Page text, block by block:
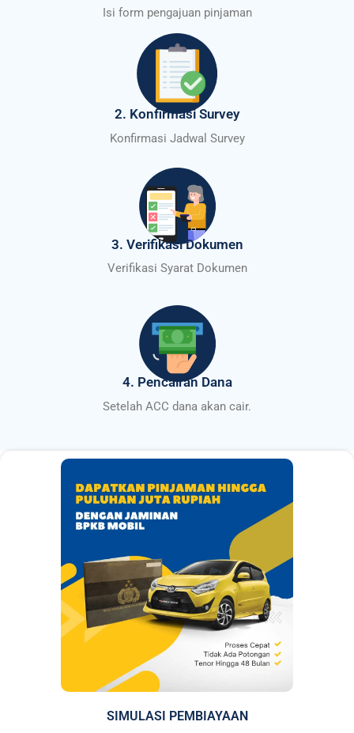
Isi form pengajuan pinjaman
2. Konfirmasi Survey
Konfirmasi Jadwal Survey
3. Verifikasi Dokumen
Verifikasi Syarat Dokumen
4. Pencairan Dana
Setelah ACC dana akan cair.
SIMULASI PEMBIAYAAN